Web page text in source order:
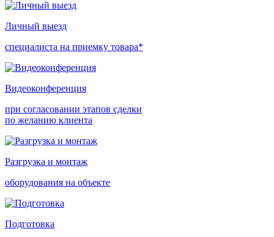
Личный выезд
специалиста на приемку товара*
Видеоконференция
при согласовании этапов сделки
по желанию клиента
Разгрузка и монтаж
оборудования на объекте
Подготовка